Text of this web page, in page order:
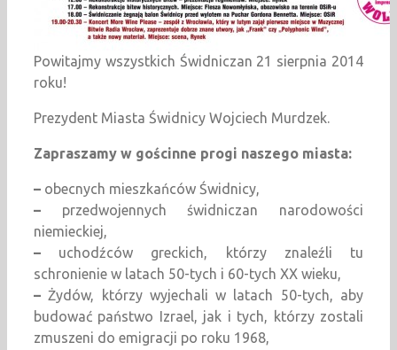
Powitajmy wszystkich Świdniczan 21 sierpnia 2014
roku!
Prezydent Miasta Świdnicy Wojciech Murdzek.
Zapraszamy w gościnne progi naszego miasta:
– obecnych mieszkańców Świdnicy,
– przedwojennych świdniczan narodowości
niemieckiej,
– uchodźców greckich, którzy znaleźli tu
schronienie w latach 50-tych i 60-tych XX wieku,
– Żydów, którzy wyjechali w latach 50-tych, aby
budować państwo Izrael, jak i tych, którzy zostali
zmuszeni do emigracji po roku 1968,